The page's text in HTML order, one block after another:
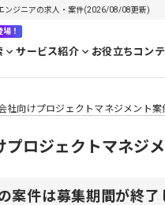
ンジニアの求人・案件(2026/08/08更新)
！
サービス紹介 お役立ちコン
社向けプロジェクトマネジメント案
プロジェクトマネジ
案件は募集期間が終了